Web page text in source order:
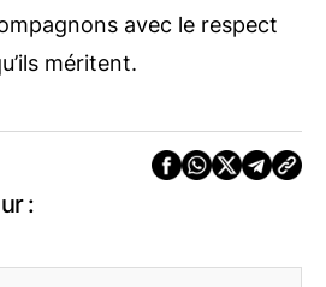
avec le respect
méritent.
: